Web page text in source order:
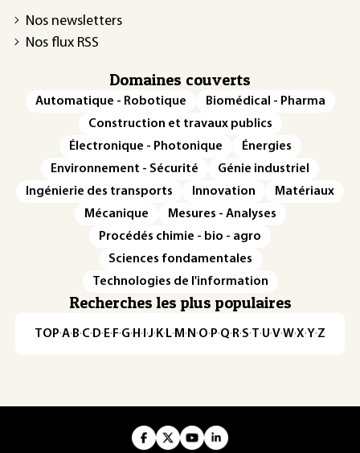
Nos newsletters
Nos flux RSS
Domaines couverts
Automatique - Robotique
Biomédical - Pharma
Construction et travaux publics
Électronique - Photonique
Énergies
Environnement - Sécurité
Génie industriel
Ingénierie des transports
Innovation
Matériaux
Mécanique
Mesures - Analyses
Procédés chimie - bio - agro
Sciences fondamentales
Technologies de l'information
Recherches les plus populaires
TOP·A·B·C·D·E·F·G·H·I·J·K·L·M·N·O·P·Q·R·S·T·U·V·W·X·Y·Z